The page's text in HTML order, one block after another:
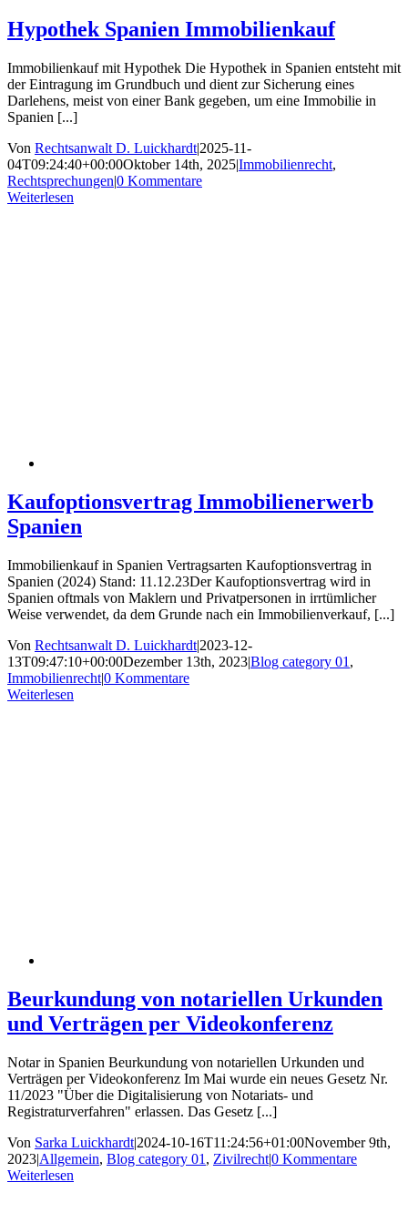
Hypothek Spanien Immobilienkauf
Immobilienkauf mit Hypothek Die Hypothek in Spanien entsteht mit
der Eintragung im Grundbuch und dient zur Sicherung eines
Darlehens, meist von einer Bank gegeben, um eine Immobilie in
Spanien [...]
Von Rechtsanwalt D. Luickhardt|2025-11-
04T09:24:40+00:00Oktober 14th, 2025|Immobilienrecht,
Rechtsprechungen|0 Kommentare
Weiterlesen
Kaufoptionsvertrag Immobilienerwerb
Spanien
Immobilienkauf in Spanien Vertragsarten Kaufoptionsvertrag in
Spanien (2024) Stand: 11.12.23Der Kaufoptionsvertrag wird in
Spanien oftmals von Maklern und Privatpersonen in irrtümlicher
Weise verwendet, da dem Grunde nach ein Immobilienverkauf, [...]
Von Rechtsanwalt D. Luickhardt|2023-12-
13T09:47:10+00:00Dezember 13th, 2023|Blog category 01 ,
Immobilienrecht|0 Kommentare
Weiterlesen
Beurkundung von notariellen Urkunden
und Verträgen per Videokonferenz
Notar in Spanien Beurkundung von notariellen Urkunden und
Verträgen per Videokonferenz Im Mai wurde ein neues Gesetz Nr.
11/2023 "Über die Digitalisierung von Notariats- und
Registraturverfahren" erlassen. Das Gesetz [...]
Von Sarka Luickhardt|2024-10-16T11:24:56+01:00November 9th,
2023|Allgemein, Blog category 01 , Zivilrecht|0 Kommentare
Weiterlesen